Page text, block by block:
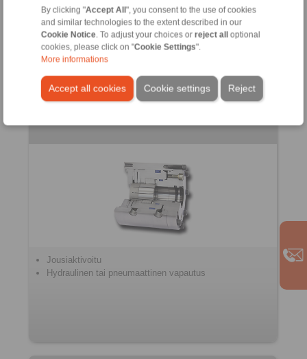
By clicking "Accept All", you consent to the use of cookies
and similar technologies to the extent described in our
Cookie Notice . To adjust your choices or reject alloptional
cookies, please click on "Cookie Settings".
More informations
Accept all cookies Reject
Cookie settings
Ohjattu jarrutus
Jousiaktivoitu
Hydraulinen tai pneumaattinen vapautus